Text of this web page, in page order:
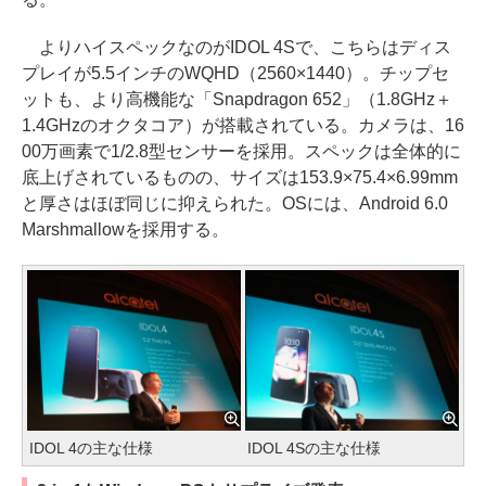
よりハイスペックなのがIDOL 4Sで、こちらはディス
プレイが5.5インチのWQHD（2560×1440）。チップセ
ットも、より高機能な「Snapdragon 652」（1.8GHz＋
1.4GHzのオクタコア）が搭載されている。カメラは、16
00万画素で1/2.8型センサーを採用。スペックは全体的に
底上げされているものの、サイズは153.9×75.4×6.99mm
と厚さはほぼ同じに抑えられた。OSには、Android 6.0
Marshmallowを採用する。
IDOL 4の主な仕様 IDOL 4Sの主な仕様